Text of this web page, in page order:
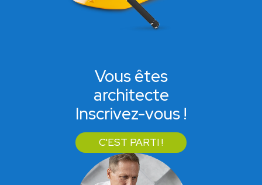
Vous êtes
architecte
Inscrivez-vous !
C'EST PARTI !